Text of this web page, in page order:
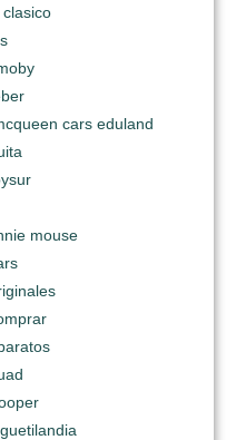
cars eduland
mouse